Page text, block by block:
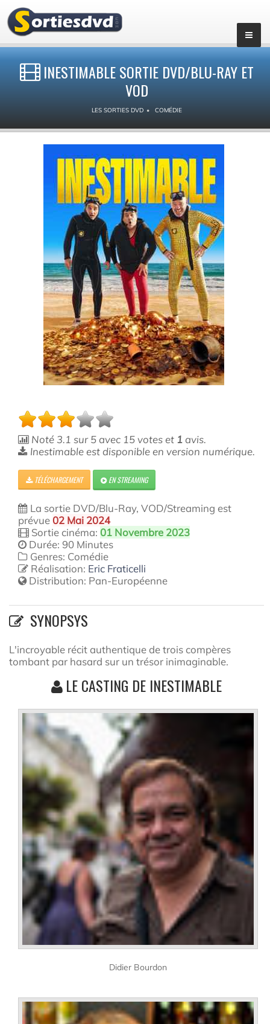
INESTIMABLE SORTIE DVD/BLU-RAY ET
VOD
LES SORTIES DVD COMÉDIE
Noté 3.1 sur5 avec 15votes et 1 avis.
Inestimable est disponible en version numérique.
TÉLÉCHARGEMENT EN STREAMING
La sortie DVD/Blu-Ray, VOD/Streaming est
prévue02 Mai 2024
Sortie cinéma: 01 Novembre 2023
Durée: 90 Minutes
Genres: Comédie
Réalisation: Eric Fraticelli
Distribution: Pan-Européenne
SYNOPSYS
L'incroyable récit authentique de trois compères
tombant par hasard sur un trésor inimaginable.
LE CASTING DE INESTIMABLE
Didier Bourdon